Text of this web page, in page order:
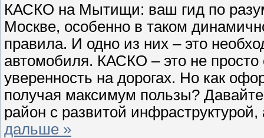
КАСКО на Мытищи: ваш гид по
Москве, особенно в таком
правила. И одно из них – это
автомобиля. КАСКО – это не
уверенность на дорогах. Но как
получая максимум пользы?
район с развитой
дальше »